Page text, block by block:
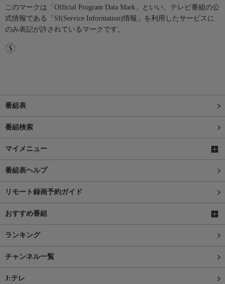
このマークは「Official Program Data Mark」といい、テレビ番組の公
式情報である「SI(Service Information)情報」を利用したサービスに
のみ表記が許されているマークです。
番組表
番組検索
マイメニュー
番組表ヘルプ
リモート録画予約ガイド
おすすめ番組
ランキング
チャンネル一覧
J:テレ